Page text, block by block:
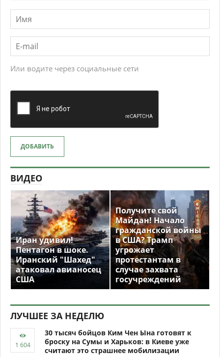
Или водите через социальные сети
ДОБАВИТЬ
ВИДЕО
Иран удивил!
Пентагон в шоке.
Иранский "Шахед"
атаковал авианосец
США
Получите свой
Майдан! Начало
гражданской войны
в США? Трамп
угрожает
протестантам в
случае захвата
госучреждений
ЛУЧШЕЕ ЗА НЕДЕЛЮ
30 тысяч бойцов Ким Чен Ына готовят к
броску на Сумы и Харьков: в Киеве уже
считают это страшнее мобилизации